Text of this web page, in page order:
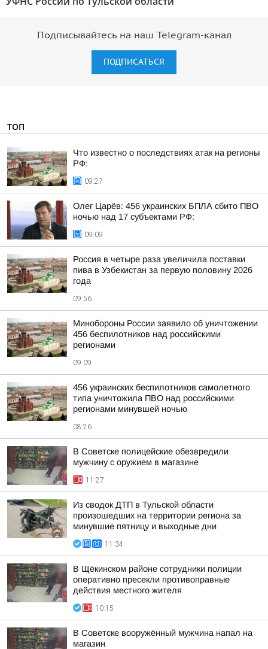
Подписывайтесь на наш Telegram-канал
ПОДПИСАТЬСЯ
ТОП
Что известно о последствиях атак на регионы
РФ:
09:27
Олег Царёв: 456 украинских БПЛА сбито ПВО
ночью над 17 субъектами РФ:
09:09
Россия в четыре раза увеличила поставки
пива в Узбекистан за первую половину 2026
года
09:56
Минобороны России заявило об уничтожении
456 беспилотников над российскими
регионами
09:09
456 украинских беспилотников самолетного
типа уничтожила ПВО над российскими
регионами минувшей ночью
08:26
В Советске полицейские обезвредили
мужчину с оружием в магазине
11:27
Из сводок ДТП в Тульской области
произошедших на территории региона за
минувшие пятницу и выходные дни
11:34
В Щёкинском районе сотрудники полиции
оперативно пресекли противоправные
действия местного жителя
10:15
В Советске вооружённый мужчина напал на
магазин